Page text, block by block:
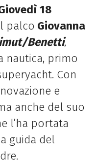
18
palco Giovanna
Benetti,
nautica, primo
Con
e
anche del suo
l’ha portata
guida del